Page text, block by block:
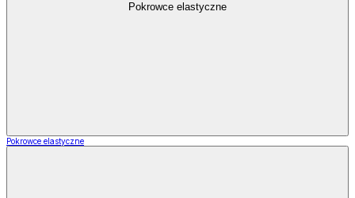
Pokrowce elastyczne
Pokrowce elastyczne